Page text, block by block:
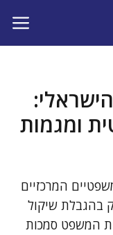
ומגמות
המרכזיים
בהגבלת שיקול
המשפט סמכות